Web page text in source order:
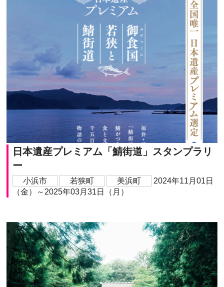
日本遺産プレミアム「鯖街道」スタンプラリ
ー
小浜市 若狭町 美浜町
2024年11月01日
（金）～2025年03月31日（月）